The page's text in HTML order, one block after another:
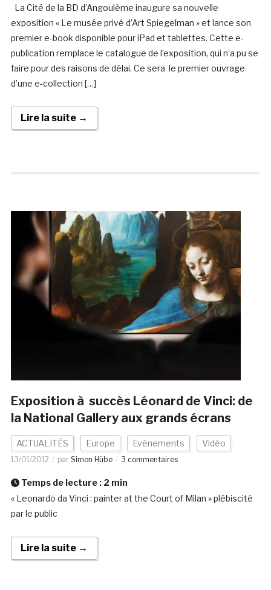
La Cité de la BD d’Angoulème inaugure sa nouvelle
exposition « Le musée privé d’Art Spiegelman » et lance son
premier e-book disponible pour iPad et tablettes. Cette e-
publication remplace le catalogue de l’exposition, qui n’a pu se
faire pour des raisons de délai. Ce sera le premier ouvrage
d’une e-collection […]
Lire la suite →
Exposition à succès Léonard de Vinci: de
la National Gallery aux grands écrans
ACTUALITÉS Europe Evénements Vidéo
13/01/2012 par Simon Hübe 3 commentaires
Temps de lecture : 2 min
« Leonardo da Vinci : painter at the Court of Milan » plébiscité
par le public
Lire la suite →